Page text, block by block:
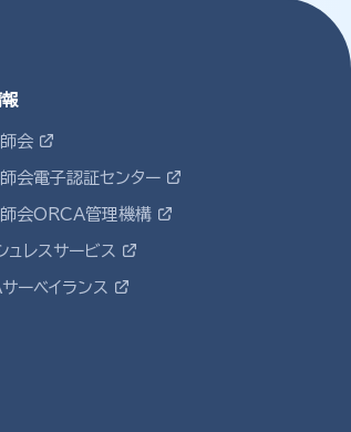
会
会電子認証センター
師会ORCA管理機構
ュレスサービス
ーベイランス